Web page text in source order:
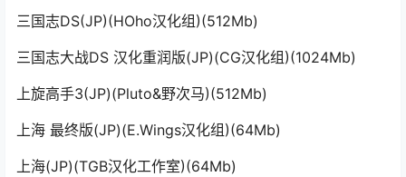
三国志DS(JP)(HOho汉化组)(512Mb)
三国志大战DS 汉化重润版(JP)(CG汉化组)(1024Mb)
上旋高手3(JP)(Pluto&野次马)(512Mb)
上海 最终版(JP)(E.Wings汉化组)(64Mb)
上海(JP)(TGB汉化工作室)(64Mb)